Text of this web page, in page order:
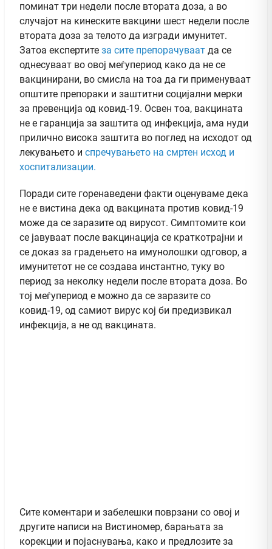
поминат три недели после втората доза, а во
случајот на кинеските вакцини шест недели после
втората доза за телото да изгради имунитет.
Затоа експертите за сите препорачуваат да се
однесуваат во овој меѓупериод како да не се
вакцинирани, во смисла на тоа да ги применуваат
општите препораки и заштитни социјални мерки
за превенција од ковид-19. Освен тоа, вакцината
не е гаранција за заштита од инфекција, ама нуди
прилично висока заштита во поглед на исходот од
лекувањето и спречувањето на смртен исход и
хоспитализации.
Поради сите горенаведени факти оценуваме дека
не е вистина дека од вакцината против ковид-19
може да се заразите од вирусот. Симптомите кои
се јавуваат после вакцинација се краткотрајни и
се доказ за градењето на имунолошки одговор, а
имунитетот не се создава инстантно, туку во
период за неколку недели после втората доза. Во
тој меѓупериод е можно да се заразите со
ковид-19, од самиот вирус кој би предизвикал
инфекција, а не од вакцината.
Сите коментари и забелешки поврзани со овој и
другите написи на Вистиномер, барањата за
корекции и појаснувања, како и предлозите за